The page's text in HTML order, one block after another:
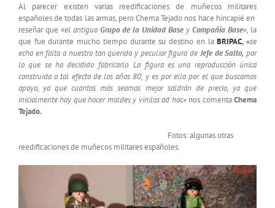
Al parecer existen varias reedificaciones de muñecos militares
españoles de todas las armas, pero Chema Tejado nos hace hincapié en
reseñar que «el antiguo Grupo de la Unidad Base y Compañia Base«, la
que fue durante mucho tiempo durante su destino en laBRIPAC, «se
echa en falta a nuestro tan querido y peculiar figura deJefe de Salto, por
lo que se ha decidido fabricarlo. La figura es una reproducción única
construida a tal efecto de los años 80, y es por ello por el que buscamos
apoyo, ya que cuantos más seamos mejor saldrán de precio, ya que
inicialmente hay que hacer moldes y vinilos ad hoc» nos comentaChema
Tejado.
Fotos: algunas otras
reedificaciones de muñecos militares españoles.